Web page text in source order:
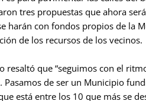
tres propuestas que ahora
harán con fondos propios de la
de los recursos de los vecinos.
resaltó que “seguimos con el
Pasamos de ser un Municipio
está entre los 10 que más se